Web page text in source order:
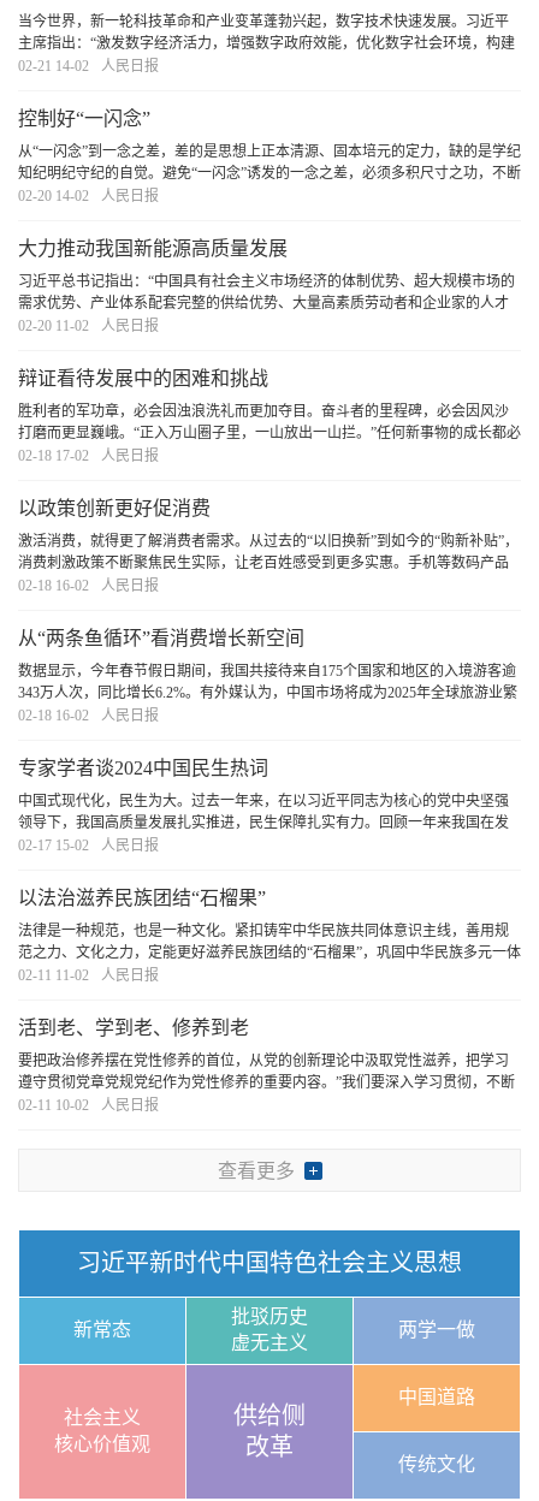
当今世界，新一轮科技革命和产业变革蓬勃兴起，数字技术快速发展。习近平
主席指出：“激发数字经济活力，增强数字政府效能，优化数字社会环境，构建
数字合作格局，筑牢数字安全屏障”。这一重要论述为我国数字社会建设指明了
02-21 14-02 人民日报
控制好“一闪念”
从“一闪念”到一念之差，差的是思想上正本清源、固本培元的定力，缺的是学纪
知纪明纪守纪的自觉。避免“一闪念”诱发的一念之差，必须多积尺寸之功，不断
筑牢思想道德防线，在思想层面防微杜渐，筑牢“不想腐”的堤坝，不断增强廉洁
02-20 14-02 人民日报
大力推动我国新能源高质量发展
习近平总书记指出：“中国具有社会主义市场经济的体制优势、超大规模市场的
需求优势、产业体系配套完整的供给优势、大量高素质劳动者和企业家的人才
优势，经济发展具备强劲的内生动力、韧性、潜力。”这深刻揭示了我国经济发
02-20 11-02 人民日报
辩证看待发展中的困难和挑战
胜利者的军功章，必会因浊浪洗礼而更加夺目。奋斗者的里程碑，必会因风沙
打磨而更显巍峨。“正入万山圈子里，一山放出一山拦。”任何新事物的成长都必
然经历艰难曲折，只要始终保持迎难而上、奋勇拼搏，逢山开路、遇水架桥的
02-18 17-02 人民日报
以政策创新更好促消费
激活消费，就得更了解消费者需求。从过去的“以旧换新”到如今的“购新补贴”，
消费刺激政策不断聚焦民生实际，让老百姓感受到更多实惠。手机等数码产品
普及广、单价高、更新快，是信息时代家家户户的必需品。新政策不以“交旧”为
02-18 16-02 人民日报
从“两条鱼循环”看消费增长新空间
数据显示，今年春节假日期间，我国共接待来自175个国家和地区的入境游客逾
343万人次，同比增长6.2%。有外媒认为，中国市场将成为2025年全球旅游业繁
荣的标志性开端。一个更开放的中国张开双臂拥抱世界。不断实现更高质量的
02-18 16-02 人民日报
专家学者谈2024中国民生热词
中国式现代化，民生为大。过去一年来，在以习近平同志为核心的党中央坚强
领导下，我国高质量发展扎实推进，民生保障扎实有力。回顾一年来我国在发
展中保障和改善民生的生动实践，诸多热词映入眼帘。它们不仅与百姓生活息
02-17 15-02 人民日报
以法治滋养民族团结“石榴果”
法律是一种规范，也是一种文化。紧扣铸牢中华民族共同体意识主线，善用规
范之力、文化之力，定能更好滋养民族团结的“石榴果”，巩固中华民族多元一体
格局，促进各民族共同实现社会主义现代化。
02-11 11-02 人民日报
活到老、学到老、修养到老
要把政治修养摆在党性修养的首位，从党的创新理论中汲取党性滋养，把学习
遵守贯彻党章党规党纪作为党性修养的重要内容。”我们要深入学习贯彻，不断
内化于心、外化于行、转化于效，保持干事创业的精气神，在以中国式现代化
02-11 10-02 人民日报
查看更多
习近平新时代中国特色社会主义思想
新常态
批驳历史
虚无主义
两学一做
社会主义
核心价值观
供给侧
改革
中国道路
传统文化